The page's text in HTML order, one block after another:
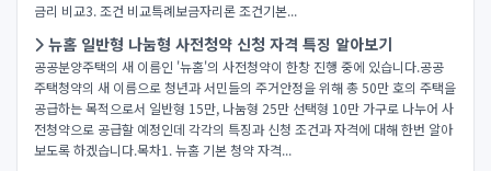
금리 비교3. 조건 비교특례보금자리론 조건기본...
뉴홈 일반형 나눔형 사전청약 신청 자격 특징 알아보기
공공분양주택의 새 이름인 '뉴홈'의 사전청약이 한창 진행 중에 있습니다.공공
주택청약의 새 이름으로 청년과 서민들의 주거안정을 위해 총 50만 호의 주택을
공급하는 목적으로서 일반형 15만, 나눔형 25만 선택형 10만 가구로 나누어 사
전청약으로 공급할 예정인데 각각의 특징과 신청 조건과 자격에 대해 한번 알아
보도록 하겠습니다.목차1. 뉴홈 기본 청약 자격...